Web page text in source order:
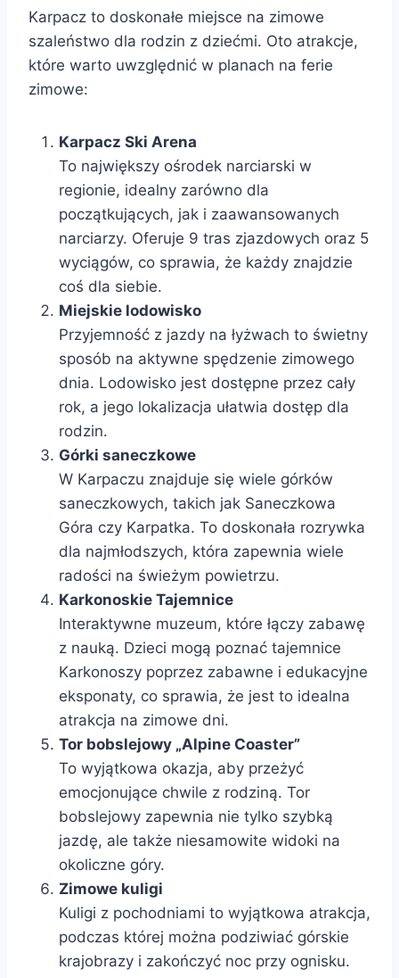
Karpacz to doskonałe miejsce na zimowe
szaleństwo dla rodzin z dziećmi. Oto atrakcje,
które warto uwzględnić w planach na ferie
zimowe:
Karpacz Ski Arena
To największy ośrodek narciarski w
regionie, idealny zarówno dla
początkujących, jak i zaawansowanych
narciarzy. Oferuje 9 tras zjazdowych oraz 5
wyciągów, co sprawia, że każdy znajdzie
coś dla siebie.
Miejskie lodowisko
Przyjemność z jazdy na łyżwach to świetny
sposób na aktywne spędzenie zimowego
dnia. Lodowisko jest dostępne przez cały
rok, a jego lokalizacja ułatwia dostęp dla
rodzin.
Górki saneczkowe
W Karpaczu znajduje się wiele górków
saneczkowych, takich jak Saneczkowa
Góra czy Karpatka. To doskonała rozrywka
dla najmłodszych, która zapewnia wiele
radości na świeżym powietrzu.
Karkonoskie Tajemnice
Interaktywne muzeum, które łączy zabawę
z nauką. Dzieci mogą poznać tajemnice
Karkonoszy poprzez zabawne i edukacyjne
eksponaty, co sprawia, że jest to idealna
atrakcja na zimowe dni.
Tor bobslejowy „Alpine Coaster”
To wyjątkowa okazja, aby przeżyć
emocjonujące chwile z rodziną. Tor
bobslejowy zapewnia nie tylko szybką
jazdę, ale także niesamowite widoki na
okoliczne góry.
Zimowe kuligi
Kuligi z pochodniami to wyjątkowa atrakcja,
podczas której można podziwiać górskie
krajobrazy i zakończyć noc przy ognisku.